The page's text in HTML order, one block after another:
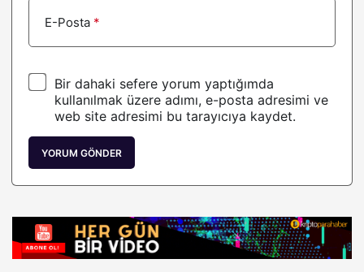
TrueUSD 1,00 0%
E-Posta *
Bir dahaki sefere yorum yaptığımda
kullanılmak üzere adımı, e-posta adresimi ve
web site adresimi bu tarayıcıya kaydet.
YORUM GÖNDER